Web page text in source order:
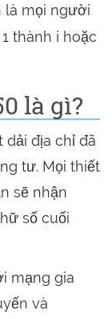
là mọi người
thành i hoặc
là gì?
dải địa chỉ đã
tư. Mọi thiết
sẽ nhận
số cuối
mạng gia
và